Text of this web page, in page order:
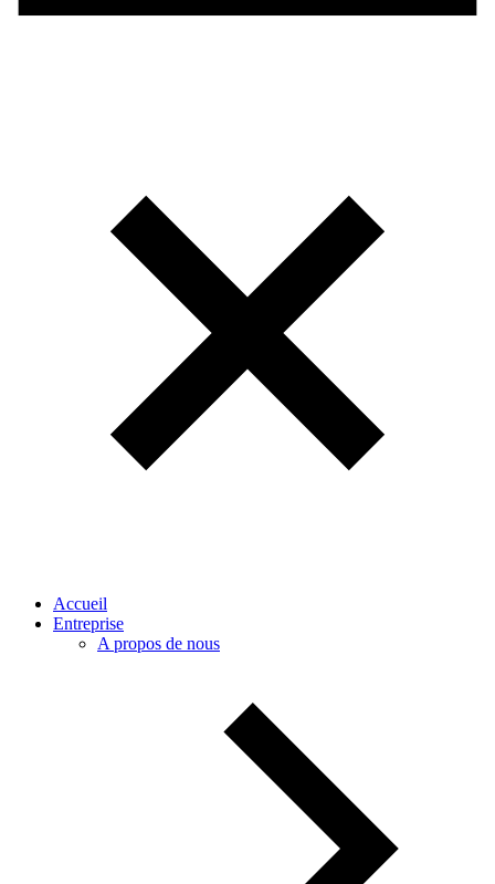
Accueil
Entreprise
A propos de nous